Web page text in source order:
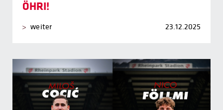
ÖHRI!
weiter 23.12.2025